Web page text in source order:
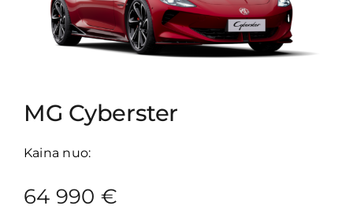
MG Cyberster
Kaina nuo:
64 990 €